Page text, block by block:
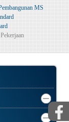
MS